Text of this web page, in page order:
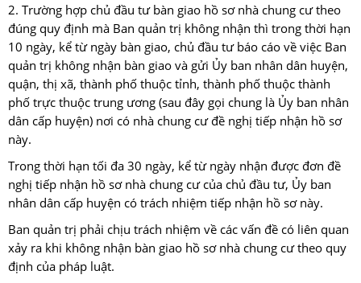
2. Trường hợp chủ đầu tư bàn giao hồ sơ nhà chung cư theo
đúng quy định mà Ban quản trị không nhận thì trong thời hạn
10 ngày, kể từ ngày bàn giao, chủ đầu tư báo cáo về việc Ban
quản trị không nhận bàn giao và gửi Ủy ban nhân dân huyện,
quận, thị xã, thành phố thuộc tỉnh, thành phố thuộc thành
phố trực thuộc trung ương (sau đây gọi chung là Ủy ban nhân
dân cấp huyện) nơi có nhà chung cư đề nghị tiếp nhận hồ sơ
này.
Trong thời hạn tối đa 30 ngày, kể từ ngày nhận được đơn đề
nghị tiếp nhận hồ sơ nhà chung cư của chủ đầu tư, Ủy ban
nhân dân cấp huyện có trách nhiệm tiếp nhận hồ sơ này.
Ban quản trị phải chịu trách nhiệm về các vấn đề có liên quan
xảy ra khi không nhận bàn giao hồ sơ nhà chung cư theo quy
định của pháp luật.